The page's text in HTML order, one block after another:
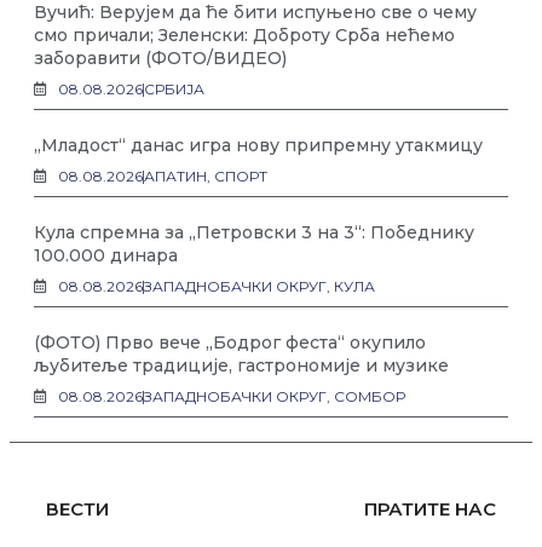
Вучић: Верујем да ће бити испуњено све о чему
смо причали; Зеленски: Доброту Срба нећемо
заборавити (ФОТО/ВИДЕО)
08.08.2026СРБИЈА
„Младост“ данас игра нову припремну утакмицу
08.08.2026АПАТИН, СПОРТ
Кула спремна за „Петровски 3 на 3“: Победнику
100.000 динара
08.08.2026ЗАПАДНОБАЧКИ ОКРУГ, КУЛА
(ФОТО) Прво вече „Бодрог феста“ окупило
љубитеље традиције, гастрономије и музике
08.08.2026ЗАПАДНОБАЧКИ ОКРУГ, СОМБОР
ВЕСТИ ПРАТИТЕ НАС